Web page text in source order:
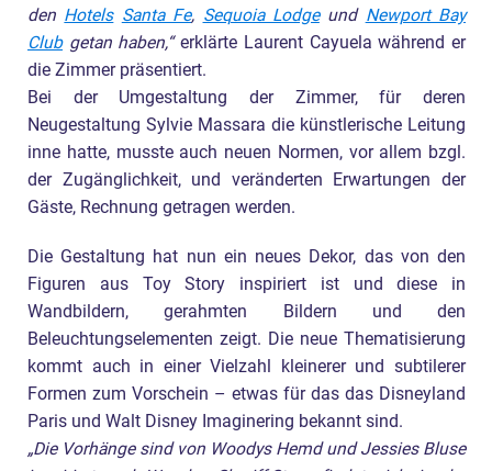
den Hotels Santa Fe, Sequoia Lodgeund Newport Bay
Clubgetan haben,“erklärte Laurent Cayuela während er
die Zimmer präsentiert.
Bei der Umgestaltung der Zimmer, für deren
Neugestaltung Sylvie Massara die künstlerische Leitung
inne hatte, musste auch neuen Normen, vor allem bzgl.
der Zugänglichkeit, und veränderten Erwartungen der
Gäste, Rechnung getragen werden.
Die Gestaltung hat nun ein neues Dekor, das von den
Figuren aus Toy Story inspiriert ist und diese in
Wandbildern, gerahmten Bildern und den
Beleuchtungselementen zeigt. Die neue Thematisierung
kommt auch in einer Vielzahl kleinerer und subtilerer
Formen zum Vorschein – etwas für das das Disneyland
Paris und Walt Disney Imaginering bekannt sind.
„Die Vorhänge sind von Woodys Hemd und Jessies Bluse